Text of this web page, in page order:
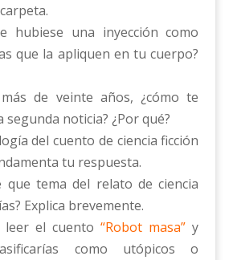
hubiese una inyección como
que la apliquen en tu cuerpo?
de veinte años, ¿cómo te
noticia? ¿Por qué?
del cuento de ciencia ficción
tu respuesta.
que tema del relato de ciencia
Explica brevemente.
leer el cuento“Robot masa” y
como utópicos o